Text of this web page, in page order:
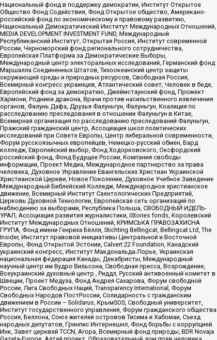
Национальный фонд в поддержку демократии, Институт Открытое
Общество Фонд Содействия, Фонд Открытое общество, Американо-
российский фонд по экономическому и правовому развитию,
Национальный Демократический Институт Международных Отношений,
MEDIA DEVELOPMENT INVESTMENT FUND, Международный
Республиканский Институт, Открытая Россия, Институт современной
России, Черноморский фонд регионального сотрудничества,
Европейская Платформа за Демократические Выборы,
Международный центр электоральных исследований, Германский фонд
Маршалла Соединенных Штатов, Тихоокеанский центр защиты
окружающей среды и природных ресурсов, Свободная Россия,
Всемирный конгресс украинцев, Атлантический совет, Человек в беде,
Европейский фонд за демократию, Джеймстаунский фонд, Прожект
Хармони, Родники дракона, Врачи против насильственного извлечения
органов, Фалунь Дафа, Друзья Фалуньгун, Фалуньгун, Коалиция по
расследованию преследования в отношении Фалуньгун в Китае,
Всемирная организация по расследованию преследований Фалуньгун,
Пражский гражданский центр, Ассоциация школ политических
исследований при Совете Европы, Центр либеральной современности,
Форум русскоязычных европейцев, Немецко-русский обмен, Бард
колледж, Европейский выбор, Фонд Ходорковского, Оксфордский
российский фонд, Фонд Будущее России, Компания свободы
информации, Проект Медиа, Международное партнерство за права
человека, Духовное Управление Евангельских Христиан Украинской
Христианской Церкви, Новое Поколение, Духовное Учебное Заведение
Международный Библейский Колледж, Международное христианское
движение, Всемирный Институт Саентологических Предприятий,
Церковь Духовной Технологии, Европейская сеть организаций по
наблюдению за выборами, Республика Польша, СВОБОДНЫЙ ИДЕЛЬ-
УРАЛ, Ассоциация развития журналистики, IStories fonds, Королевский
Институт Международных Отношений, КРИМСЬКА ПРАВОЗАХИСНА
ГРУПА, Фонд имени Генриха Бёлля, Stichting Bellingcat, Bellingcat Ltd, The
Insider, Институт правовой инициативы Центральной и Восточной
Европы, Фонд Открытой Эстонии, Calvert 22 Foundation, Канадский
украинский конгресс, Институт Макдональда-Лорье, Украинская
национальная федерация Канады, Декабристы, Международный
научный центр им Вудро Вильсона, Свободная пресса, Возрождение,
Всеукраинский духовный центр , Риддл, Русский антивоенный комитет в
Швеции, Проект Медуза, Фонд Андрея Сахарова, Форум свободной
России, Лига Свободных Наций, Transparеncy International, Форум
Свободных Народов ПостРоссии, Солидарность с гражданским
движением в России – Solidarus, КрымSOS, Свободный университет,
Институт государственного управления, Форум гражданского общества
Россия, Беллона, Союз жителей островов Тисима и Хабомаи, Съезд
народных депутатов, Гринпис Интернешнл, Фонд борьбы с коррупцией
Инк, Завет церквей TCCN, Агора, Всемирный фонд природы, BDR Novaja